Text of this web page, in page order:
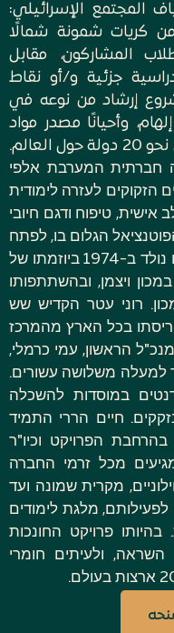
المجتمع الإسرائيلي:
من كريات شمونة شمالًا
المشاركون، مقابل
جزئية و/أو نقاط
مشروع إرشاد من نوعه في
وأحيانًا مصدر مواد
إرشادية، لمشاريع إرشاد مماثلة في نحو 20 دولة حول العالم.
חברתית המערבת אלפי
הזקוקים לעזרה לימודית
טיפוח ודגם חיובי
הגלום בו, לפתח
הערכה עצמית חיובית ולשגשג. פר"ח נולד ב-1974 ביוזמתו של
ויצמן, ובהשתתפותו
רוני עטר הקדיש שש
בכל הארץ מהמרכז
הראשון, עמי כרמלי,
למעלה משלושה עשורים.
כ-10% מהסטודנטים במוסדות להשכלה
חיים הררי התמיד
הפרויקט וכיו"ר
מכל זרמי החברה
מקרית שמונה ועד
מלגת לימודים
פרויקט החונכות
ולעיתים חומרי